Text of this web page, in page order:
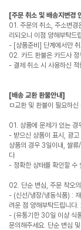
[주문 취소 및 배송지변경
01. 주문의 취소, 주소변
리되오니 이점 양해부탁드
- [상품준비] 단계에서만
02. 카드 환불은 카드사 정
- 결제 취소 시 사용하신
[배송 교환 환불안내]
ㅁ교환 및 환불이 필요하
01. 상품에 문제가 있는 경
- 받으신 상품이 표시, 광
상품의 경우 3일이내, 쌀
다
- 정확한 상태를 확인할 수
02. 단순 변심, 주문 착오
- (신선/냉장/냉동식품) :
려운 점 양해부탁드립니다
- (유통기한 30일 이상 식
문의해주세요. 단순 변심